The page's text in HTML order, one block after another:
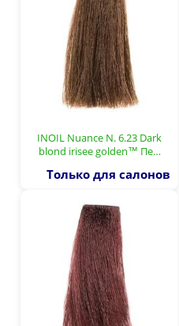
INOIL Nuance N. 6.23 Dark
blond irisee golden™ Пе…
Только для салонов